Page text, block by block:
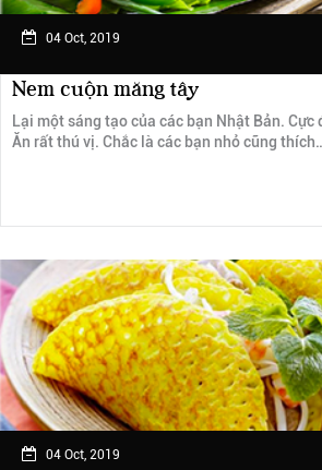
04 Oct, 2019
Nem cuộn măng tây
Lại một sáng tạo của các bạn Nhật Bản. Cực
Ăn rất thú vị. Chắc là các bạn nhỏ cũng
04 Oct, 2019